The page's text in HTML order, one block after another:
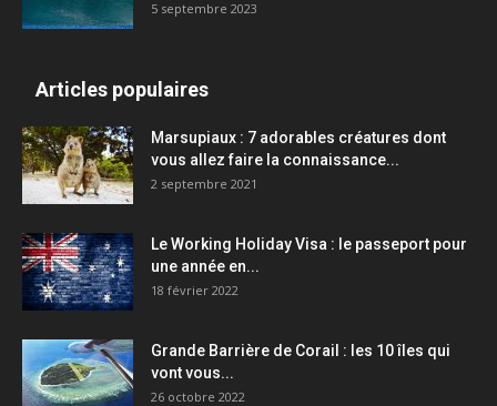
5 septembre 2023
Articles populaires
Marsupiaux : 7 adorables créatures dont
vous allez faire la connaissance...
2 septembre 2021
Le Working Holiday Visa : le passeport pour
une année en...
18 février 2022
Grande Barrière de Corail : les 10 îles qui
vont vous...
26 octobre 2022